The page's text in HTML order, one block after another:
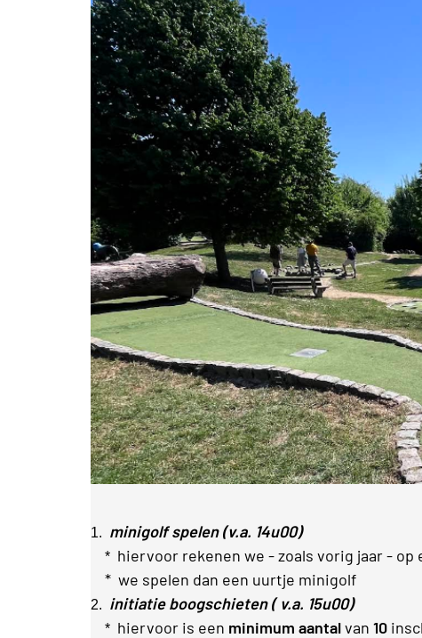
1. minigolf spelen (v.a. 14u00)
* hiervoor rekenen we - zoals vorig jaar - op
* we spelen dan een uurtje minigolf
2. initiatie boogschieten ( v.a. 15u00)
* hiervoor is een minimum aantalvan 10